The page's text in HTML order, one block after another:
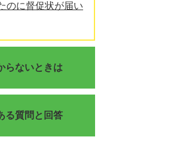
のに督促状が届い
らないときは
る質問と回答